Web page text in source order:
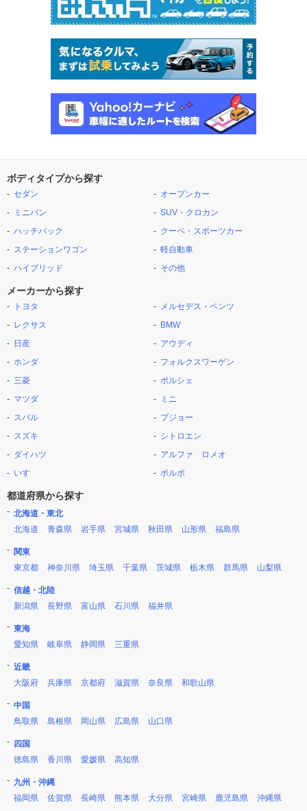
ボディタイプから探す
セダン
ミニバン
ハッチバック
ステーションワゴン
ハイブリッド
オープンカー
SUV・クロカン
クーペ・スポーツカー
軽自動車
その他
メーカーから探す
トヨタ
レクサス
日産
ホンダ
三菱
マツダ
スバル
スズキ
ダイハツ
いすゞ
メルセデス・ベンツ
BMW
アウディ
フォルクスワーゲン
ポルシェ
ミニ
プジョー
シトロエン
アルファ ロメオ
ボルボ
都道府県から探す
北海道・東北
北海道
青森県 岩手県 宮城県 秋田県 山形県 福島県
関東
東京都
神奈川県 埼玉県 千葉県 茨城県 栃木県 群馬県 山梨県
信越・北陸
新潟県
長野県 富山県 石川県 福井県
東海
愛知県
岐阜県 静岡県 三重県
近畿
大阪府
兵庫県 京都府 滋賀県 奈良県 和歌山県
中国
鳥取県
島根県 岡山県 広島県 山口県
四国
徳島県
香川県 愛媛県 高知県
九州・沖縄
福岡県
佐賀県 長崎県 熊本県 大分県 宮崎県 鹿児島県 沖縄県